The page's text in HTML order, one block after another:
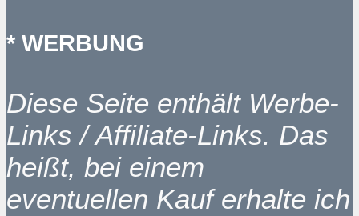
* WERBUNG
Diese Seite enthält Werbe-
Links / Affiliate-Links. Das
heißt, bei einem
eventuellen Kauf erhalte ich